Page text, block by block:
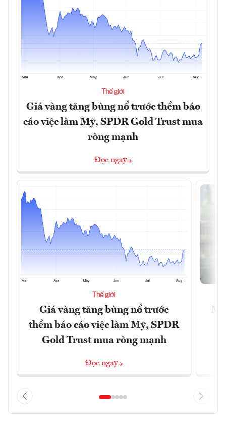
Thế giới
Giá vàng tăng bùng nổ trước thềm báo
cáo việc làm Mỹ, SPDR Gold Trust mua
ròng mạnh
Đọc ngay
Thế giới
Giá vàng tăng bùng nổ trước
thềm báo cáo việc làm Mỹ, SPDR
Gold Trust mua ròng mạnh
Đọc ngay